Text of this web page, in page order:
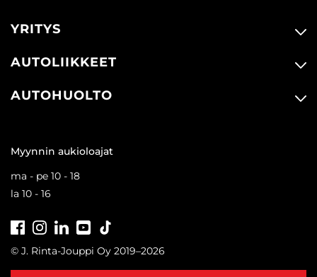
YRITYS
AUTOLIIKKEET
AUTOHUOLTO
Myynnin aukioloajat
ma - pe 10 - 18
la 10 - 16
FacebookInstagramLinkedInYoutube
© J. Rinta-Jouppi Oy 2019–2026